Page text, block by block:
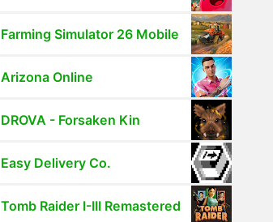
Farming Simulator 26 Mobile
Arizona Online
DROVA - Forsaken Kin
Easy Delivery Co.
Tomb Raider I-III Remastered